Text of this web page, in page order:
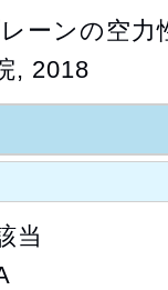
ーンの空力
, 2018
当